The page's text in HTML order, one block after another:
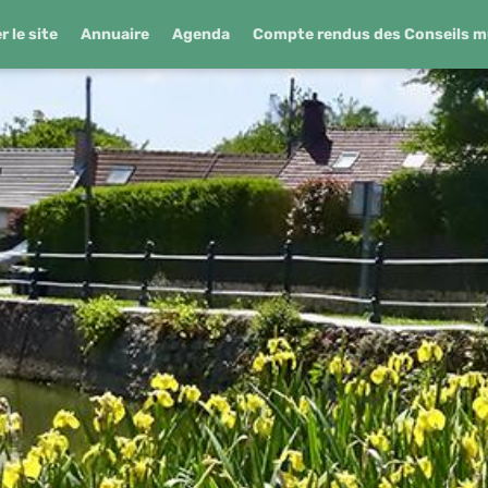
le site Annuaire Agenda Compte rendus des Conseils